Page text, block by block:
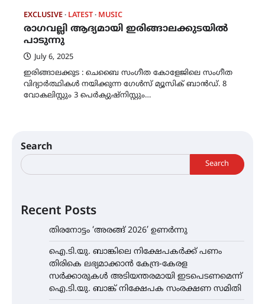
EXCLUSIVE LATEST MUSIC
രാഗവല്ലി ആദ്യമായി ഇരിങ്ങാലക്കുടയിൽ
പാടുന്നു
July 6, 2025
ഇരിങ്ങാലക്കുട : ചെബൈ സംഗീത കോളേജിലെ സംഗീത
വിദ്യാർത്ഥികൾ നയിക്കുന്ന ഗേൾസ്‌ മ്യൂസിക് ബാൻഡ്. 8
വോകലിസ്റ്റും 3 പെർക്യുഷ്നിസ്റ്റും…
Search
Search
Recent Posts
തിരനോട്ടം ‘അരങ്ങ് 2026’ ഉണർന്നു
ഐ.ടി.യു. ബാങ്കിലെ നിക്ഷേപകർക്ക് പണം
തിരികെ ലഭ്യമാക്കാൻ കേന്ദ്ര-കേരള
സർക്കാരുകൾ അടിയന്തരമായി ഇടപെടണമെന്ന്
ഐ.ടി.യു. ബാങ്ക് നിക്ഷേപക സംരക്ഷണ സമിതി